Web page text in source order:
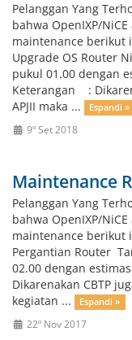
Pelanggan Yang
bahwa OpenIXP/
maintenance berikut
Upgrade OS Router
pukul 01.00 dengan
Keterangan :
APJII maka ...
Espandi »
9º Set 2018
Maintenance
Pelanggan Yang
bahwa OpenIXP/
maintenance berikut
Pergantian Router
02.00 dengan
Dikarenakan CBTP
kegiatan ...
Espandi »
22º Nov 2017